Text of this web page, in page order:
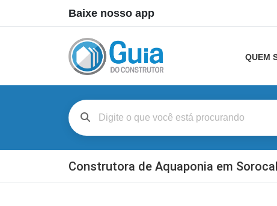
Baixe nosso app
QUEM
Construtora de Aquaponia em